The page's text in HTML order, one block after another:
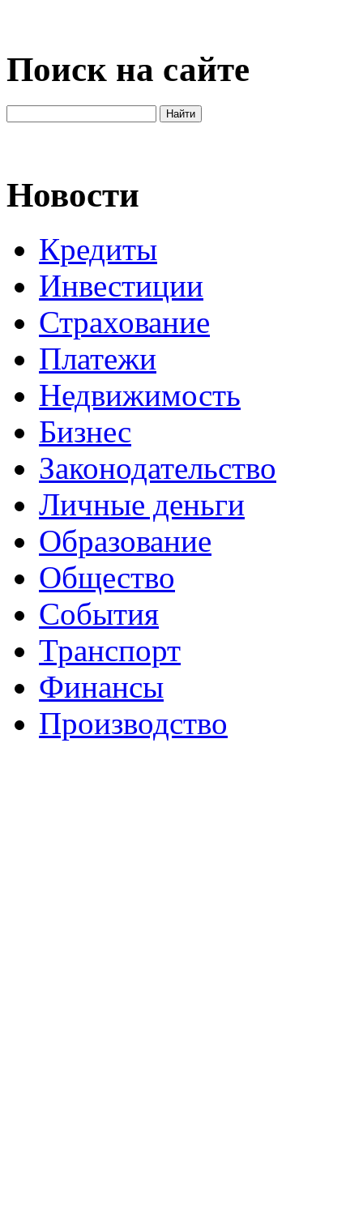
Поиск на сайте
Новости
Кредиты
Инвестиции
Страхование
Платежи
Недвижимость
Бизнес
Законодательство
Личные деньги
Образование
Общество
События
Транспорт
Финансы
Производство